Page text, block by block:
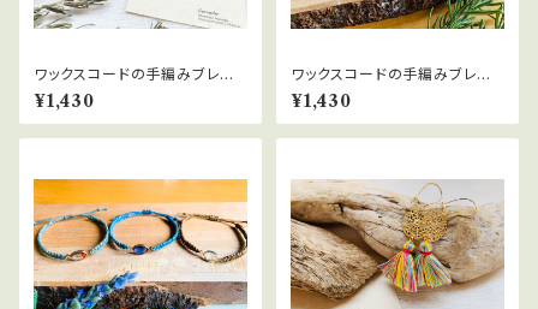
ワックスコードの手編みブレス
レット
¥1,430
ワックスコードの手編みブレス
レット
¥1,430